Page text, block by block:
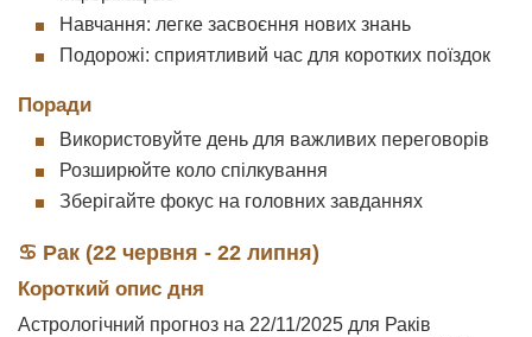
Навчання: легке засвоєння нових знань
Подорожі: сприятливий час для коротких поїздок
Поради
Використовуйте день для важливих переговорів
Розширюйте коло спілкування
Зберігайте фокус на головних завданнях
♋ Рак (22 червня - 22 липня)
Короткий опис дня
Астрологічний прогноз на 22/11/2025 для Раків